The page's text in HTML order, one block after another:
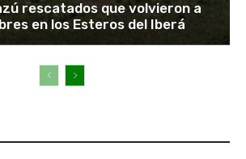
rescatados que volvieron a
en los Esteros del Iberá